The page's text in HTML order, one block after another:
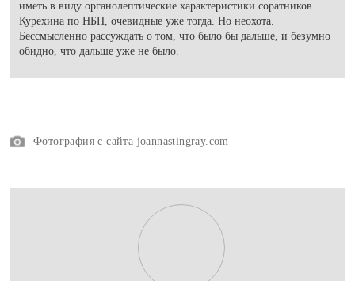
иметь в виду органолептические характеристики соратников
Курехина по НБП, очевидные уже тогда. Но неохота.
Бессмысленно рассуждать о том, что было бы дальше, и безумно
обидно, что дальше уже не было.
Фотография с сайта joannastingray.com